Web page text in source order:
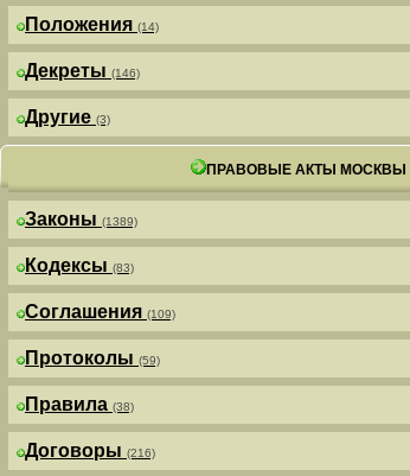
Положения (14)
Декреты (146)
Другие (3)
ПРАВОВЫЕ АКТЫ МОСКВЫ
Законы (1389)
Кодексы (83)
Соглашения (109)
Протоколы (59)
Правила (38)
Договоры (216)